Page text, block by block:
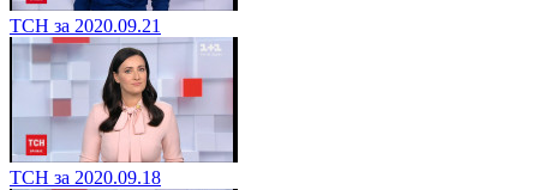
ТСН за 2020.09.21
ТСН за 2020.09.18